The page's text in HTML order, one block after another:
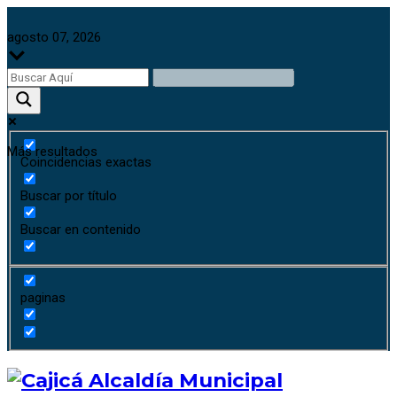
agosto 07, 2026
Más resultados
Coincidencias exactas
Buscar por título
Buscar en contenido
paginas